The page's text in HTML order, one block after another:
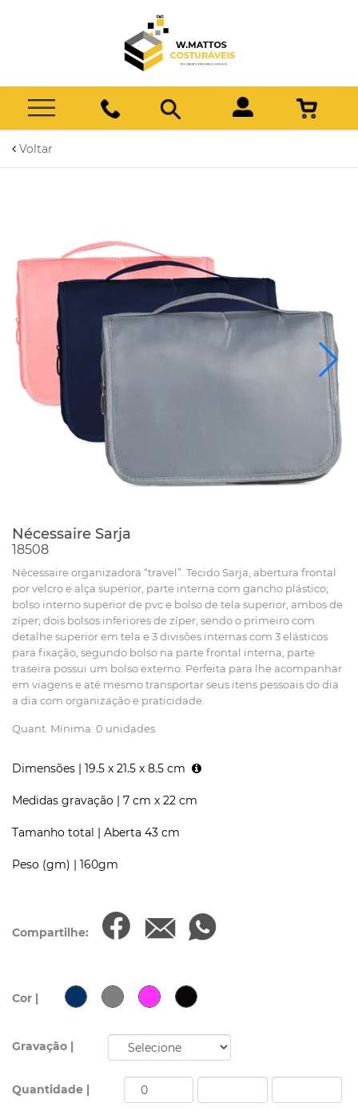
Voltar
Nécessaire Sarja
18508
Nécessaire organizadora “travel”. Tecido Sarja, abertura frontal
por velcro e alça superior, parte interna com gancho plástico;
bolso interno superior de pvc e bolso de tela superior, ambos de
zíper; dois bolsos inferiores de zíper, sendo o primeiro com
detalhe superior em tela e 3 divisões internas com 3 elásticos
para fixação, segundo bolso na parte frontal interna; parte
traseira possui um bolso externo. Perfeita para lhe acompanhar
em viagens e até mesmo transportar seus itens pessoais do dia
a dia com organização e praticidade.
Quant. Mínima: 0 unidades
Dimensões | 19.5 x 21.5 x 8.5 cm
Medidas gravação | 7 cm x 22 cm
Tamanho total | Aberta 43 cm
Peso (gm) | 160gm
Compartilhe:
Cor |
Gravação |
Quantidade |